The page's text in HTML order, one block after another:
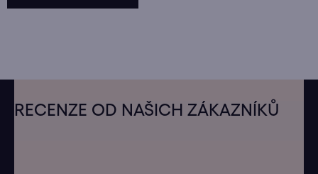
RECENZE OD NAŠICH ZÁKAZNÍKŮ